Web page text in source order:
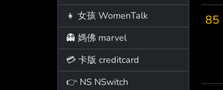
👧 女孩 WomenTalk
👻 媽佛 marvel
💳 卡版 creditcard
👉 NS NSwitch
85